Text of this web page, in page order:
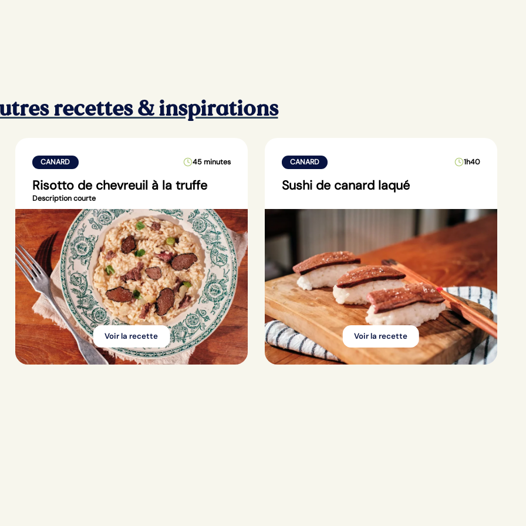
recettes & inspirations
CANARD 45 minutes
Risotto de chevreuil à la truffe
Description courte
Voir la recette
CANARD 1h40
Sushi de canard laqué
Voir la recette